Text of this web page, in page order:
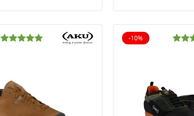
-10%
10% reduziert